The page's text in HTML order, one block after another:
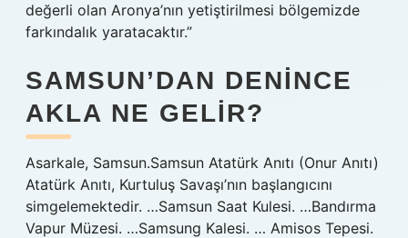
değerli olan Aronya’nın yetiştirilmesi bölgemizde
farkındalık yaratacaktır.”
SAMSUN’DAN DENINCE
AKLA NE GELIR?
Asarkale, Samsun.Samsun Atatürk Anıtı (Onur Anıtı)
Atatürk Anıtı, Kurtuluş Savaşı’nın başlangıcını
simgelemektedir. …Samsun Saat Kulesi. …Bandırma
Vapur Müzesi. …Samsung Kalesi. … Amisos Tepesi.